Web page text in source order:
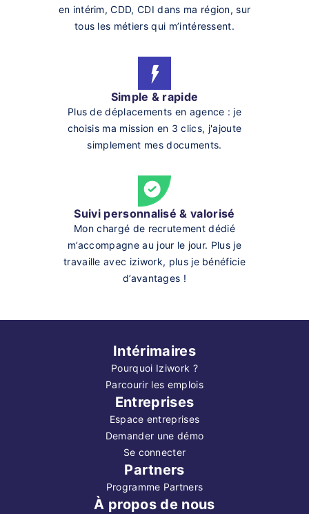
en intérim, CDD, CDI dans ma région, sur
tous les métiers qui m’intéressent.
Simple & rapide
Plus de déplacements en agence : je
choisis ma mission en 3 clics, j'ajoute
simplement mes documents.
Suivi personnalisé & valorisé
Mon chargé de recrutement dédié
m’accompagne au jour le jour. Plus je
travaille avec iziwork, plus je bénéficie
d’avantages !
Intérimaires
Pourquoi Iziwork ?
Parcourir les emplois
Entreprises
Espace entreprises
Demander une démo
Se connecter
Partners
Programme Partners
À propos de nous